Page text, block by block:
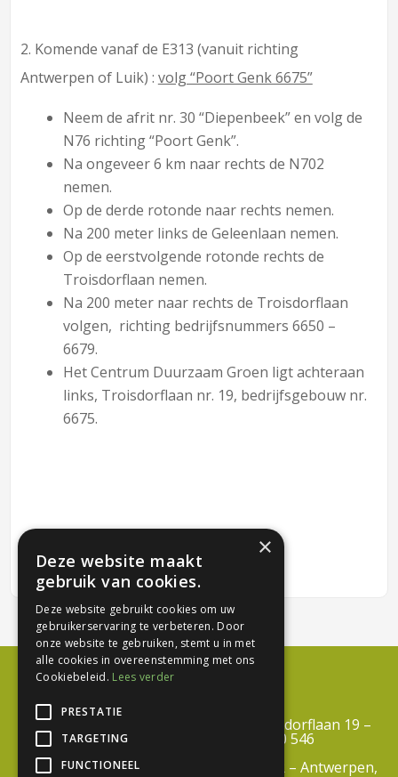
2. Komende vanaf de E313 (vanuit richting
Antwerpen of Luik) : volg “Poort Genk 6675”
Neem de afrit nr. 30 “Diepenbeek” en volg de
N76 richting “Poort Genk”.
Na ongeveer 6 km naar rechts de N702
nemen.
Op de derde rotonde naar rechts nemen.
Na 200 meter links de Geleenlaan nemen.
Op de eerstvolgende rotonde rechts de
Troisdorflaan nemen.
Na 200 meter naar rechts de Troisdorflaan
volgen, richting bedrijfsnummers 6650 –
6679.
Het Centrum Duurzaam Groen ligt achteraan
links, Troisdorflaan nr. 19, bedrijfsgebouw nr.
6675.
Centrum Duurzaam Groen vzw – Troisdorflaan 19 –
3600 Genk – BTW BE 0812 690 546
info@centrumduurzaamgroen.be –
RPR – Antwerpen,
×
Deze website maakt
gebruik van cookies.
Deze website gebruikt cookies om uw
gebruikerservaring te verbeteren. Door
onze website te gebruiken, stemt u in met
alle cookies in overeenstemming met ons
Cookiebeleid. Lees verder
PRESTATIE
TARGETING
FUNCTIONEEL